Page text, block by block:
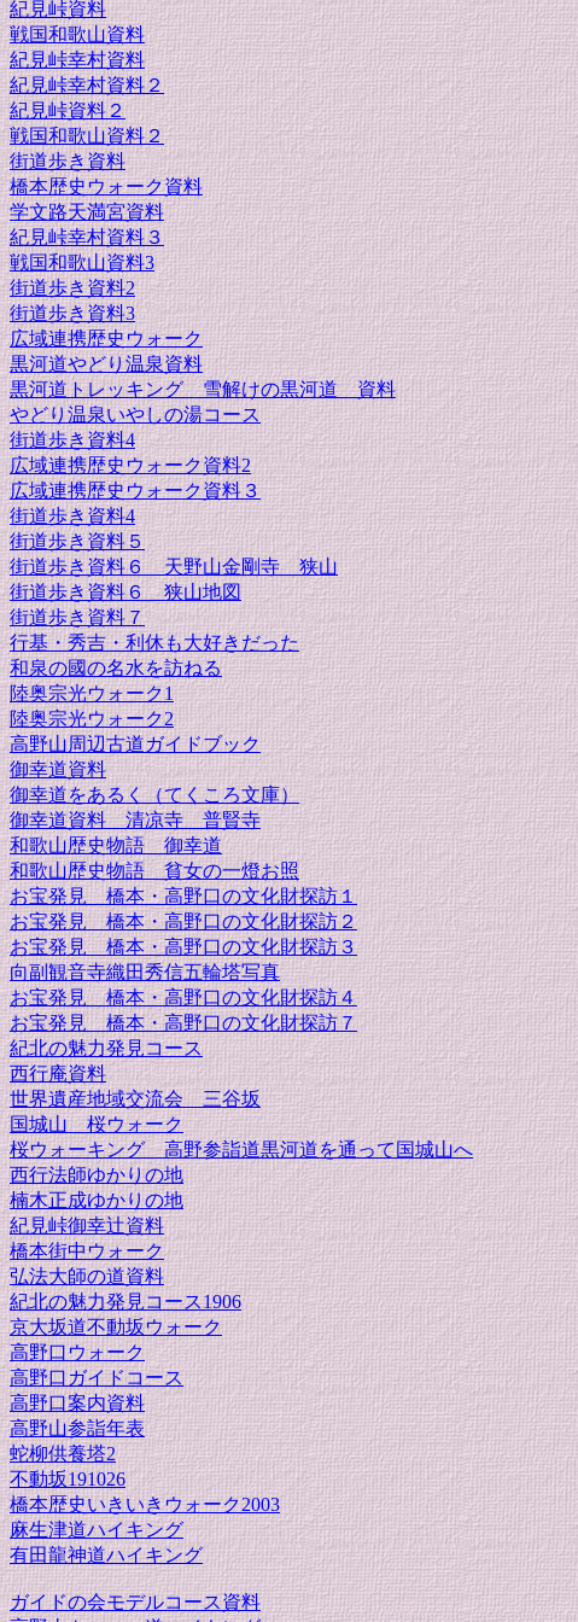
紀見峠資料
戦国和歌山資料
紀見峠幸村資料
紀見峠幸村資料２
紀見峠資料２
戦国和歌山資料２
街道歩き資料
橋本歴史ウォーク資料
学文路天満宮資料
紀見峠幸村資料３
戦国和歌山資料3
街道歩き資料2
街道歩き資料3
広域連携歴史ウォーク
黒河道やどり温泉資料
黒河道トレッキング 雪解けの黒河道 資料
やどり温泉いやしの湯コース
街道歩き資料4
広域連携歴史ウォーク資料2
広域連携歴史ウォーク資料３
街道歩き資料4
街道歩き資料５
街道歩き資料６ 天野山金剛寺 狭山
街道歩き資料６ 狭山地図
街道歩き資料７
行基・秀吉・利休も大好きだった
和泉の國の名水を訪ねる
陸奥宗光ウォーク1
陸奥宗光ウォーク2
高野山周辺古道ガイドブック
御幸道資料
御幸道をあるく（てくころ文庫）
御幸道資料 清凉寺 普賢寺
和歌山歴史物語 御幸道
和歌山歴史物語 貧女の一燈お照
お宝発見 橋本・高野口の文化財探訪１
お宝発見 橋本・高野口の文化財探訪２
お宝発見 橋本・高野口の文化財探訪３
向副観音寺織田秀信五輪塔写真
お宝発見 橋本・高野口の文化財探訪４
お宝発見 橋本・高野口の文化財探訪７
紀北の魅力発見コース
西行庵資料
世界遺産地域交流会 三谷坂
国城山 桜ウォーク
桜ウォーキング 高野参詣道黒河道を通って国城山へ
西行法師ゆかりの地
楠木正成ゆかりの地
紀見峠御幸辻資料
橋本街中ウォーク
弘法大師の道資料
紀北の魅力発見コース1906
京大坂道不動坂ウォーク
高野口ウォーク
高野口ガイドコース
高野口案内資料
高野山参詣年表
蛇柳供養塔2
不動坂191026
橋本歴史いきいきウォーク2003
麻生津道ハイキング
有田龍神道ハイキング
ガイドの会モデルコース資料